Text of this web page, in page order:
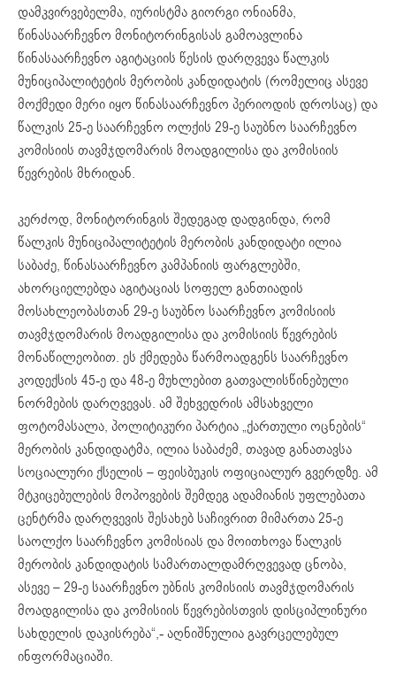
დამკვირვებელმა, იურისტმა გიორგი ონიანმა,
წინასაარჩევნო მონიტორინგისას გამოავლინა
წინასაარჩევნო აგიტაციის წესის დარღვევა წალკის
მუნიციპალიტეტის მერობის კანდიდატის (რომელიც ასევე
მოქმედი მერი იყო წინასაარჩევნო პერიოდის დროსაც) და
წალკის 25-ე საარჩევნო ოლქის 29-ე საუბნო საარჩევნო
კომისიის თავმჯდომარის მოადგილისა და კომისიის
წევრების მხრიდან.
კერძოდ, მონიტორინგის შედეგად დადგინდა, რომ
წალკის მუნიციპალიტეტის მერობის კანდიდატი ილია
საბაძე, წინასაარჩევნო კამპანიის ფარგლებში,
ახორციელებდა აგიტაციას სოფელ განთიადის
მოსახლეობასთან 29-ე საუბნო საარჩევნო კომისიის
თავმჯდომარის მოადგილისა და კომისიის წევრების
მონაწილეობით. ეს ქმედება წარმოადგენს საარჩევნო
კოდექსის 45-ე და 48-ე მუხლებით გათვალისწინებული
ნორმების დარღვევას. ამ შეხვედრის ამსახველი
ფოტომასალა, პოლიტიკური პარტია „ქართული ოცნების“
მერობის კანდიდატმა, ილია საბაძემ, თავად განათავსა
სოციალური ქსელის – ფეისბუკის ოფიციალურ გვერდზე. ამ
მტკიცებულების მოპოვების შემდეგ ადამიანის უფლებათა
ცენტრმა დარღვევის შესახებ საჩივრით მიმართა 25-ე
საოლქო საარჩევნო კომისიას და მოითხოვა წალკის
მერობის კანდიდატის სამართალდამრღვევად ცნობა,
ასევე – 29-ე საარჩევნო უბნის კომისიის თავმჯდომარის
მოადგილისა და კომისიის წევრებისთვის დისციპლინური
სახდელის დაკისრება“,- აღნიშნულია გავრცელებულ
ინფორმაციაში.